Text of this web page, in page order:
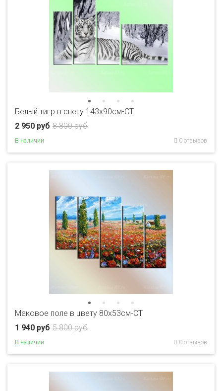
Белый тигр в снегу 143х90см-CT
8 800 руб
2 950 руб
В наличии 0 отзывов
Маковое поле в цвету 80x53см-CT
5 800 руб
1 940 руб
В наличии 0 отзывов